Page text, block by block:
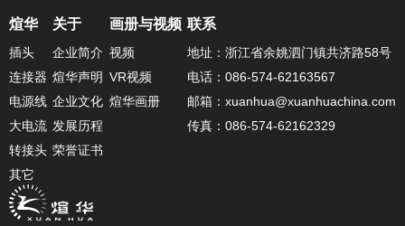
煊华
插头
连接器
电源线
大电流
转接头
其它
关于
企业简介
煊华声明
企业文化
发展历程
荣誉证书
画册与视频
视频
VR视频
煊华画册
联系
地址：浙江省余姚泗门镇共济路58号
电话：086-574-62163567
邮箱：xuanhua@xuanhuachina.com
传真：086-574-62162329